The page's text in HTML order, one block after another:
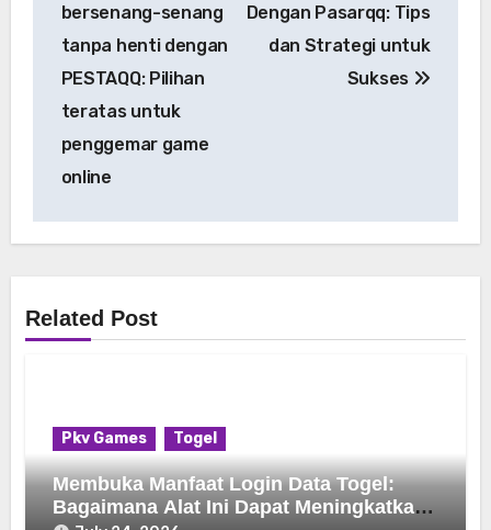
bersenang-senang
tanpa henti dengan
PESTAQQ: Pilihan
teratas untuk
penggemar game
online
Dengan Pasarqq: Tips
dan Strategi untuk
Sukses
Related Post
Pkv Games Togel
Membuka Manfaat Login Data Togel:
Bagaimana Alat Ini Dapat Meningkatkan